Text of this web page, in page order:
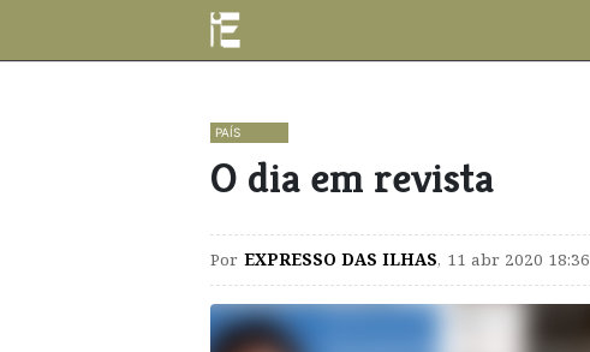
PAÍS
O dia em revista
Por EXPRESSO DAS ILHAS, 11 abr 2020 18:36